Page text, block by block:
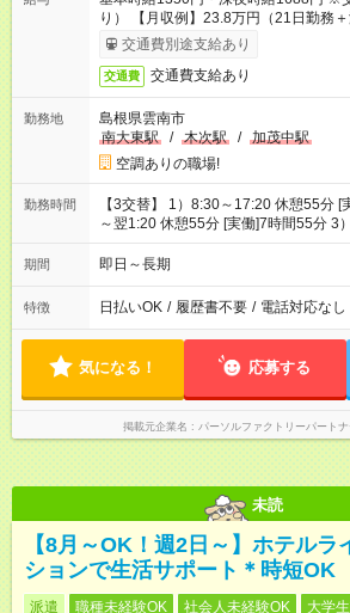
り） 【月収例】23.8万円（21日勤務
場合）交通費別途支給あり
交通費 交通費支給あり
勤務地
島根県雲南市
南大東駅
/ 木次駅 / 加茂中駅
空調ありの職場!
勤務時間
【3交替】 1）8:30～17:20 休憩55分
～翌1:20 休憩55分 [実働]7時間55分 3
分 [実働]7時間55分
期間 即日～長期
特徴 日払いOK / 履歴書不要 / 電話対応なし
気になる！ 応募する
掲載元企業名 パーソルファクトリーパート
未読
【8月～OK！週2日～】ホテルラ
ションで生活サポート＊時短OK
派遣 職種未経験OK 社会人未経験OK 大学